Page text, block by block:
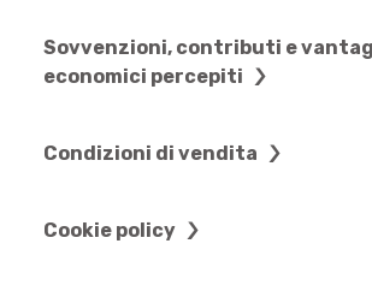
Sovvenzioni, contributi e
economici percepiti
Condizioni di vendita
Cookie policy